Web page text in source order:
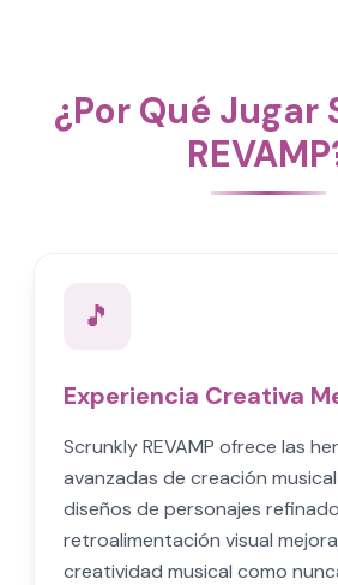
¿Por Qué Jugar
🎵
Experiencia Creativa
Scrunkly REVAMP ofrece las
avanzadas de creación
diseños de personajes
retroalimentación visual
creatividad musical como